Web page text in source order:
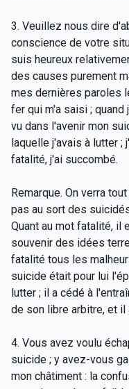
3. Veuillez nous dire
conscience de votre
suis heureux
des causes purement
mes dernières paroles
fer qui m'a saisi ; quand
vu dans l'avenir mon
laquelle j'avais à lutter ;
fatalité, j'ai succombé.
Remarque. On verra
pas au sort des
Quant au mot fatalité, il
souvenir des idées
fatalité tous les
suicide était pour lui
lutter ; il a cédé à
de son libre arbitre, et il
4. Vous avez voulu
suicide ; y avez-vous
mon châtiment : la